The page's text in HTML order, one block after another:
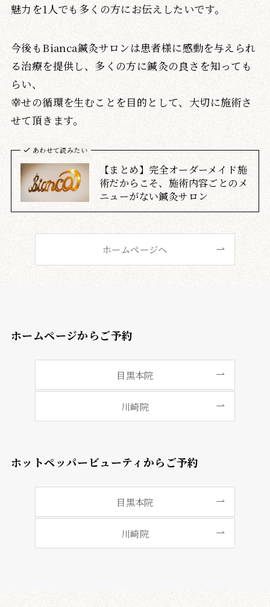
魅力を1人でも多くの方にお伝えしたいです。
今後もBianca鍼灸サロンは患者様に感動を与えられ
る治療を提供し、多くの方に鍼灸の良さを知っても
らい、
幸せの循環を生むことを目的として、大切に施術さ
せて頂きます。
あわせて読みたい
【まとめ】完全オーダーメイド施
術だからこそ、施術内容ごとのメ
ニューがない鍼灸サロン
ホームページへ
ホームページからご予約
目黒本院
川崎院
ホットペッパービューティからご予約
目黒本院
川崎院